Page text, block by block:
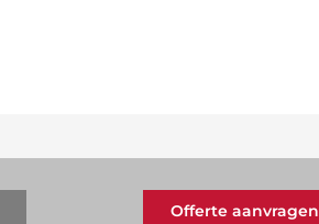
Offerte aanvragen